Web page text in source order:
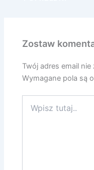
Zostaw
Twój adres email
Wymagane pola są
tutaj..